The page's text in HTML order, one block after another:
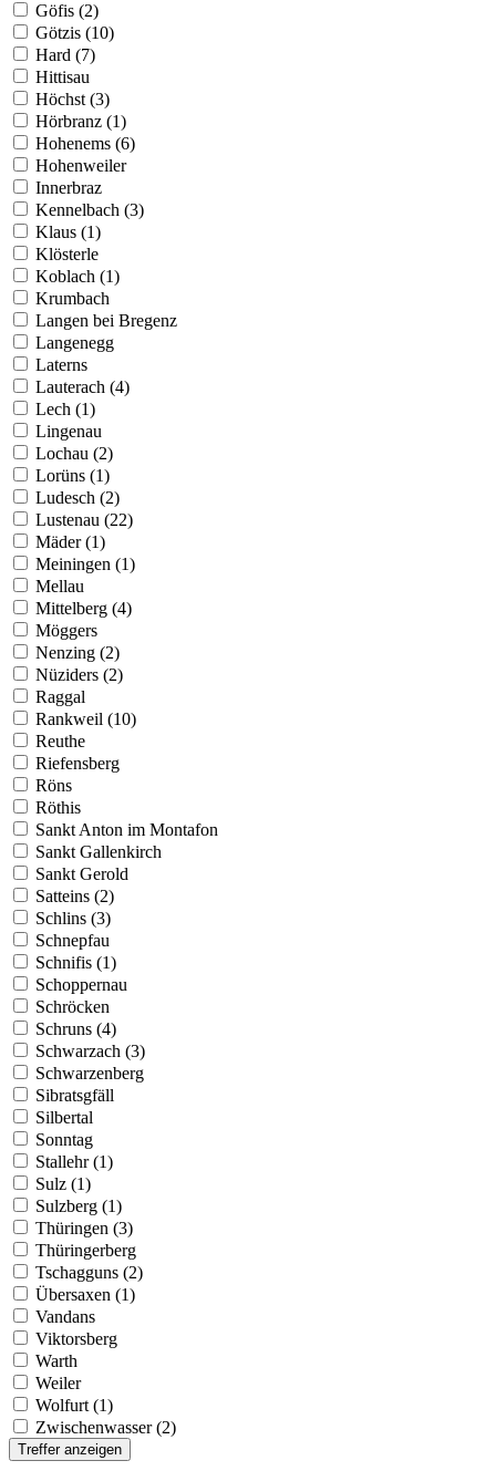
Göfis (2)
Götzis (10)
Hard (7)
Hittisau
Höchst (3)
Hörbranz (1)
Hohenems (6)
Hohenweiler
Innerbraz
Kennelbach (3)
Klaus (1)
Klösterle
Koblach (1)
Krumbach
Langen bei Bregenz
Langenegg
Laterns
Lauterach (4)
Lech (1)
Lingenau
Lochau (2)
Lorüns (1)
Ludesch (2)
Lustenau (22)
Mäder (1)
Meiningen (1)
Mellau
Mittelberg (4)
Möggers
Nenzing (2)
Nüziders (2)
Raggal
Rankweil (10)
Reuthe
Riefensberg
Röns
Röthis
Sankt Anton im Montafon
Sankt Gallenkirch
Sankt Gerold
Satteins (2)
Schlins (3)
Schnepfau
Schnifis (1)
Schoppernau
Schröcken
Schruns (4)
Schwarzach (3)
Schwarzenberg
Sibratsgfäll
Silbertal
Sonntag
Stallehr (1)
Sulz (1)
Sulzberg (1)
Thüringen (3)
Thüringerberg
Tschagguns (2)
Übersaxen (1)
Vandans
Viktorsberg
Warth
Weiler
Wolfurt (1)
Zwischenwasser (2)
Treffer anzeigen